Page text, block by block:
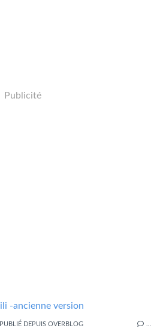
Publicité
PUBLIÉ DEPUIS OVERBLOG